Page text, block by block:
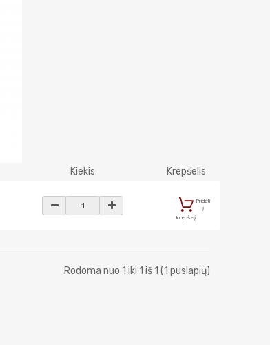
Kiekis Krepšelis
Pridėti
į
krepšelį
Rodoma nuo 1 iki 1 iš 1 (1 puslapių)